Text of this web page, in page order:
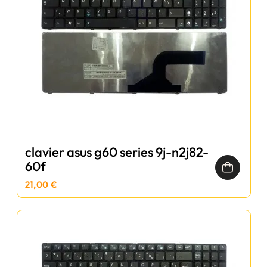
clavier asus g60 series 9j-n2j82-
60f
21,00 €